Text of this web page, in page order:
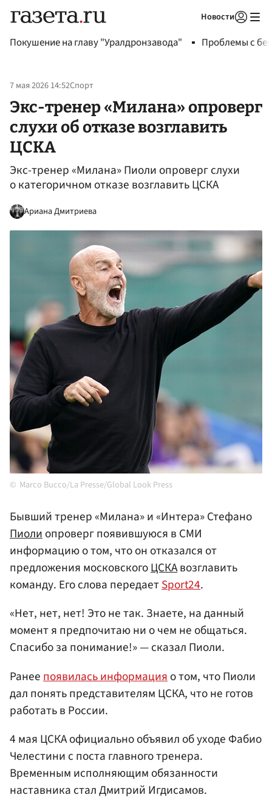
Новости
Покушение на главу "Уралдронзавода" Проблемы с
7 мая 2026 14:52Спорт
Экс-тренер «Милана» опроверг
слухи об отказе возглавить
ЦСКА
Экс-тренер «Милана» Пиоли опроверг слухи
о категоричном отказе возглавить ЦСКА
Ариана Дмитриева
Marco Bucco/La Presse/Global Look Press
Бывший тренер «Милана» и «Интера» Стефано
Пиолиопроверг появившуюся в СМИ
информацию о том, что он отказался от
предложения московскогоЦСКАвозглавить
команду. Его слова передаетSport24.
«Нет, нет, нет! Это не так. Знаете, на данный
момент я предпочитаю ни о чем не общаться.
Спасибо за понимание!» — сказал Пиоли.
Ранее появилась информация о том, что Пиоли
дал понять представителям ЦСКА, что не готов
работать в России.
4 мая ЦСКА официально объявил об уходе Фабио
Челестини с поста главного тренера.
Временным исполняющим обязанности
наставника стал Дмитрий Игдисамов.